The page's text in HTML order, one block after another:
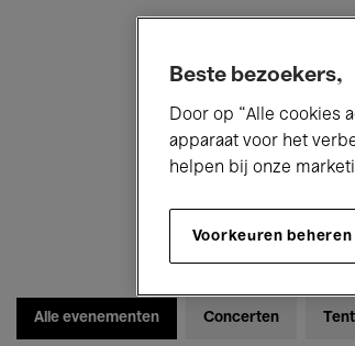
Alle evenementen Concerten
Beste bezoekers,
Door op “Alle cookies
apparaat voor het
helpen bij onze
Voorkeuren beheren